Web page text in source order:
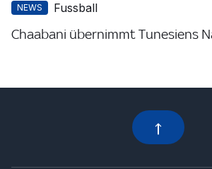
NEWS Fussball
Chaabani übernimmt Tunesiens